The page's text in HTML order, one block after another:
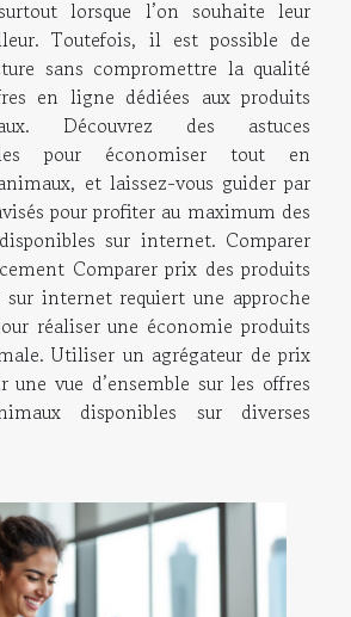
lorsque l’on souhaite leur
Toutefois, il est possible de
sans compromettre la qualité
en ligne dédiées aux produits
Découvrez des astuces
pour économiser tout en
et laissez-vous guider par
pour profiter au maximum des
sur internet. Comparer
Comparer prix des produits
internet requiert une approche
réaliser une économie produits
Utiliser un agrégateur de prix
une vue d’ensemble sur les offres
disponibles sur diverses